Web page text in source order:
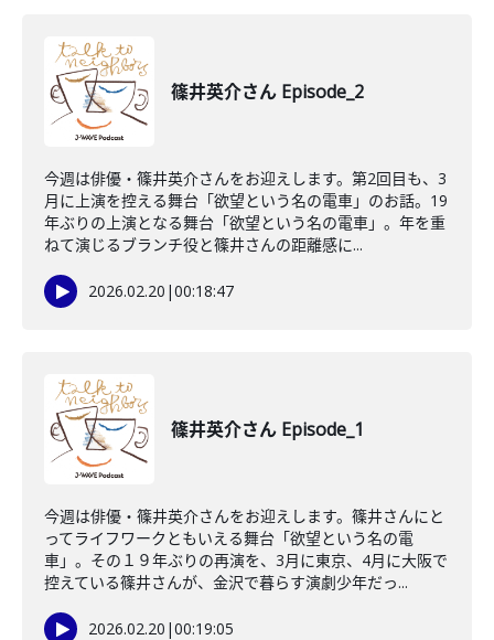
篠井英介さん Episode_2
今週は俳優・篠井英介さんをお迎えします。第2回目も、3
月に上演を控える舞台「欲望という名の電車」のお話。19
年ぶりの上演となる舞台「欲望という名の電車」。年を重
ねて演じるブランチ役と篠井さんの距離感に...
2026.02.20 |00:18:47
篠井英介さん Episode_1
今週は俳優・篠井英介さんをお迎えします。篠井さんにと
ってライフワークともいえる舞台「欲望という名の電
車」。その１９年ぶりの再演を、3月に東京、4月に大阪で
控えている篠井さんが、金沢で暮らす演劇少年だっ...
2026.02.20 |00:19:05